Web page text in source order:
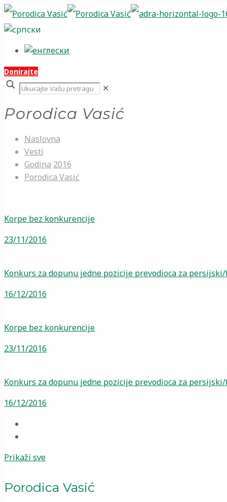
Donirajte
✕
Porodica Vasić
Naslovna
Vesti
Godina 2016
Porodica Vasić
Korpe bez konkurencije
23/11/2016
Konkurs za dopunu jedne pozicije prevodioca za
16/12/2016
Korpe bez konkurencije
23/11/2016
Konkurs za dopunu jedne pozicije prevodioca za
16/12/2016
Prikaži sve
Porodica Vasić